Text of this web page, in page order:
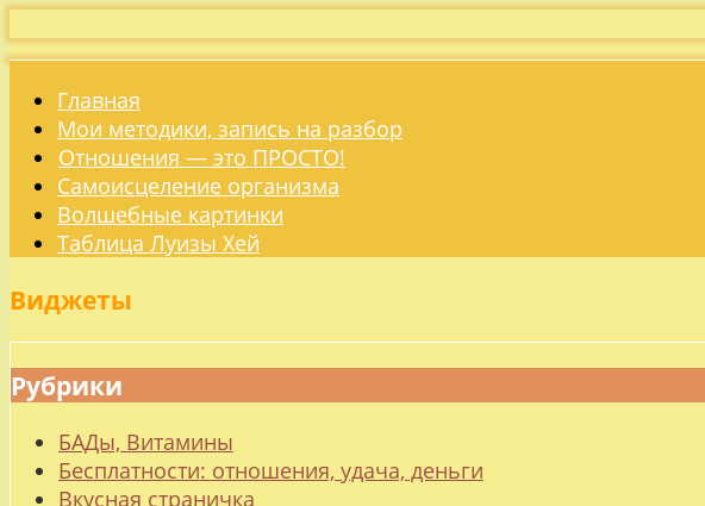
Главная
Мои методики, запись на разбор
Отношения — это ПРОСТО!
Самоисцеление организма
Волшебные картинки
Таблица Луизы Хей
Виджеты
Рубрики
БАДы, Витамины
Бесплатности: отношения, удача, деньги
Вкусная страничка